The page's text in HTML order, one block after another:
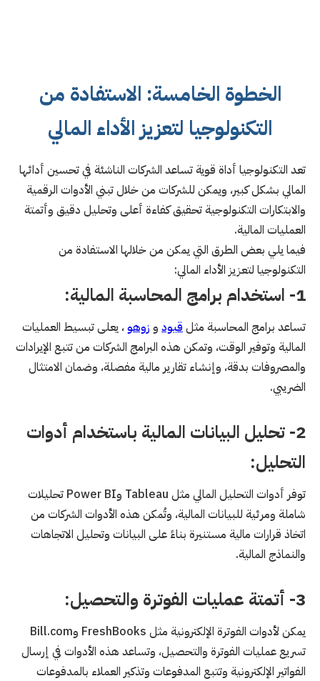
الخطوة الخامسة: الاستفادة من
التكنولوجيا لتعزيز الأداء المالي
تعد التكنولوجيا أداة قوية تساعد الشركات الناشئة في تحسين أدائها
المالي بشكل كبير، ويمكن للشركات من خلال تبني الأدوات الرقمية
والابتكارات التكنولوجية تحقيق كفاءة أعلى وتحليل دقيق وأتمتة
العمليات المالية.
فيما يلي بعض الطرق التي يمكن من خلالها الاستفادة من
التكنولوجيا لتعزيز الأداء المالي:
1- استخدام برامج المحاسبة المالية:
تساعد برامج المحاسبة مثلقيود و زوهو، يعلى تبسيط العمليات
المالية وتوفير الوقت، وتمكن هذه البرامج الشركات من تتبع الإيرادات
والمصروفات بدقة، وإنشاء تقارير مالية مفصلة، وضمان الامتثال
الضريبي.
2- تحليل البيانات المالية باستخدام أدوات
التحليل:
توفر أدوات التحليل المالي مثل Tableau وPower BI تحليلات
شاملة ومرئية للبيانات المالية، وتُمكن هذه الأدوات الشركات من
اتخاذ قرارات مالية مستنيرة بناءً على البيانات وتحليل الاتجاهات
والنماذج المالية.
3- أتمتة عمليات الفوترة والتحصيل:
يمكن لأدوات الفوترة الإلكترونية مثل FreshBooks وBill.com
تسريع عمليات الفوترة والتحصيل، وتساعد هذه الأدوات في إرسال
الفواتير الإلكترونية وتتبع المدفوعات وتذكير العملاء بالمدفوعات